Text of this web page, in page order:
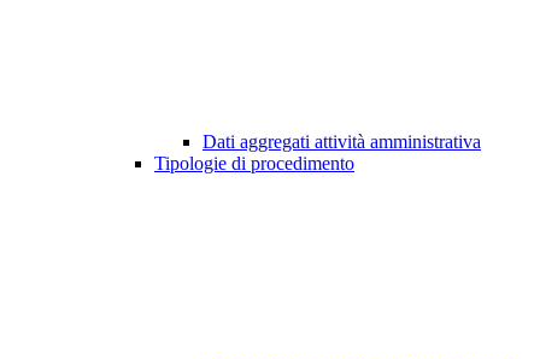
Dati aggregati attività amministrativa
Tipologie di procedimento